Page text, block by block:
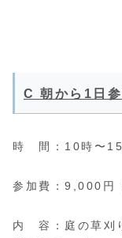
C 朝から1日参
時 間：10時〜
参加費：9,000円
内 容：庭の草刈